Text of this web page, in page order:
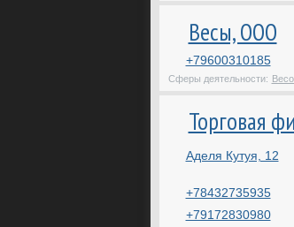
Весы, ООО
+79600310185
Сферы деятельности:
Торговая
Аделя Кутуя, 12
+78432735935
+79172830980